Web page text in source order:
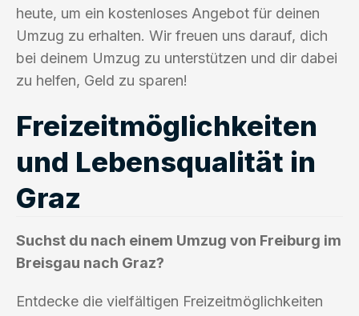
heute, um ein kostenloses Angebot für deinen
Umzug zu erhalten. Wir freuen uns darauf, dich
bei deinem Umzug zu unterstützen und dir dabei
zu helfen, Geld zu sparen!
Freizeitmöglichkeiten
und Lebensqualität in
Graz
Suchst du nach einem Umzug von Freiburg im
Breisgau nach Graz?
Entdecke die vielfältigen Freizeitmöglichkeiten